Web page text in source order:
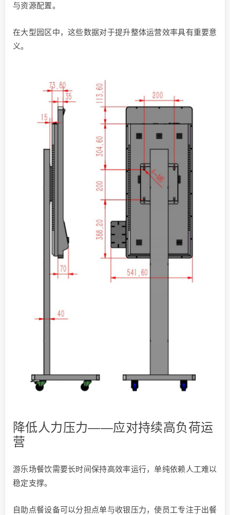
与资源配置。
在大型园区中，这些数据对于提升整体运营效率具有重要意
义。
降低人力压力——应对持续高负荷运
营
游乐场餐饮需要长时间保持高效率运行，单纯依赖人工难以
稳定支撑。
自助点餐设备可以分担点单与收银压力，使员工专注于出餐